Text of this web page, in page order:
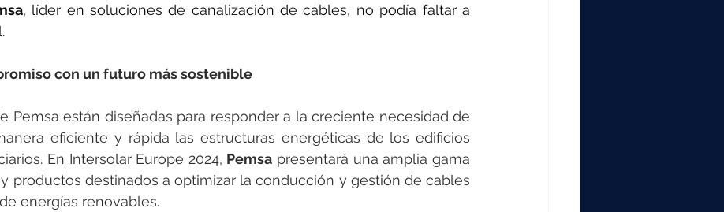
, líder en soluciones de canalización de cables, no podía faltar a
con un futuro más sostenible
Pemsa están diseñadas para responder a la creciente necesidad de
eficiente y rápida las estructuras energéticas de los edificios
En Intersolar Europe 2024, Pemsa presentará una amplia gama
productos destinados a optimizar la conducción y gestión de cables
energías renovables.